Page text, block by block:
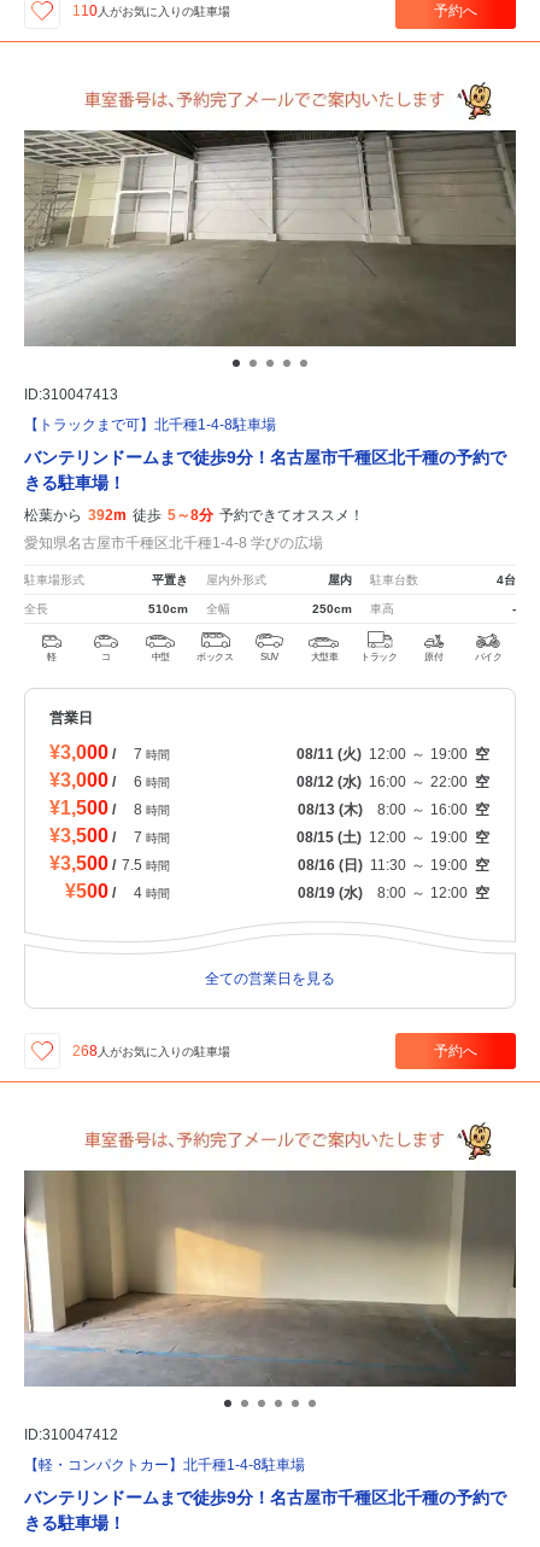
110 人がお気に入りの駐車場 予約へ
ID:310047413
【トラックまで可】北千種1-4-8駐車場
バンテリンドームまで徒歩9分！名古屋市千種区北千種の予約で
きる駐車場！
松葉から 392m 徒歩 5～8分 予約できてオススメ！
愛知県名古屋市千種区北千種1-4-8 学びの広場
駐車場形式 平置き 屋内外形式 屋内 駐車台数 4台
全長 510cm 全幅 250cm 車高 -
軽 コ 中型 ボックス SUV 大型車 トラック 原付 バイク
営業日
¥3,000 / 7 時間 08/11 (火) 12:00 ～ 19:00 空
¥3,000 / 6 時間 08/12 (水) 16:00 ～ 22:00 空
¥1,500 / 8 時間 08/13 (木) 8:00 ～ 16:00 空
¥3,500 / 7 時間 08/15 (土) 12:00 ～ 19:00 空
¥3,500 / 7.5 時間 08/16 (日) 11:30 ～ 19:00 空
¥500 / 4 時間 08/19 (水) 8:00 ～ 12:00 空
全ての営業日を見る
268 人がお気に入りの駐車場 予約へ
ID:310047412
【軽・コンパクトカー】北千種1-4-8駐車場
バンテリンドームまで徒歩9分！名古屋市千種区北千種の予約で
きる駐車場！